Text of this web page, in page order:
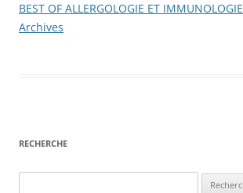
BEST OF ALLERGOLOGIE ET IMMUNOLOGIE
Archives
RECHERCHE